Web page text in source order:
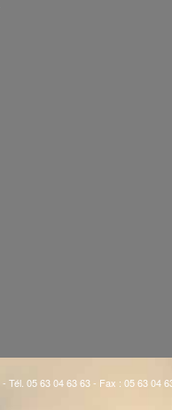
05 63 04 63 63 - Fax : 05 63 04